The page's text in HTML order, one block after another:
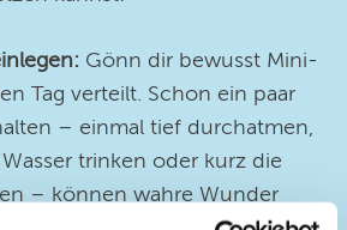
Gönn dir bewusst Mini-
Tag verteilt. Schon ein paar
– einmal tief durchatmen,
trinken oder kurz die
– können wahre Wunder